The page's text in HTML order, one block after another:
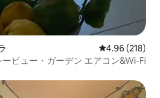
レビュー218
4.96 (218)
ビュー・ガーデン エアコン&Wi-Fi